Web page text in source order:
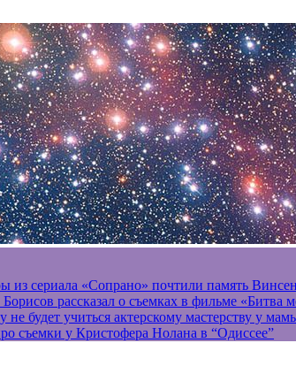
сериала «Сопрано» почтили память
рассказал о съемках в фильме «Битва
будет учиться актерскому мастерству у
съемки у Кристофера Нолана в “Одиссее”